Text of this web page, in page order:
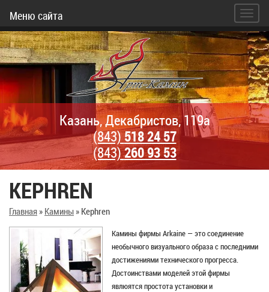
Меню сайта
Казань, Декабристов, 119а
(843)518 24 57
(843)260 93 53
KEPHREN
Главная» Камины» Kephren
Камины фирмы Arkaine — это соединение
необычного визуального образа с последними
достижениями технического прогресса.
Достоинствами моделей этой фирмы
явлюятся простота установки и